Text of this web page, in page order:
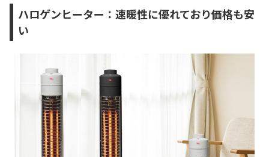
ハロゲンヒーター：速暖性に優れており価格も安
い